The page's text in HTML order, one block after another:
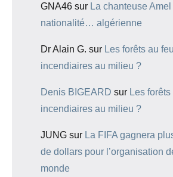
GNA46 sur La chanteuse
nationalité… algérienne
Dr Alain G. sur Les forêts au
incendiaires au milieu ?
Denis BIGEARD sur Les
incendiaires au milieu ?
JUNG sur La FIFA gagnera
de dollars pour l’organisation
monde